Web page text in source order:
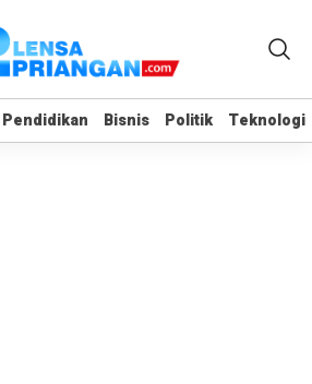
Pendidikan Bisnis Politik Teknologi
Pendidikan Bisnis Politik Teknologi